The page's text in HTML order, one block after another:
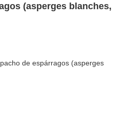
(asperges blanches,